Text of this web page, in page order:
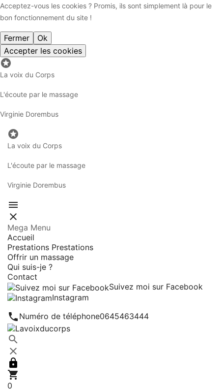
Acceptez-vous les cookies ? Promis, ils sont simplement là pour le
bon fonctionnement du site !
Fermer
Ok
Accepter les cookies

La voix du Corps
L'écoute par le massage
Virginie Dorembus

La voix du Corps
L'écoute par le massage
Virginie Dorembus


Mega Menu
Accueil
Prestations Prestations
Offrir un massage
Qui suis-je ?
Contact
Suivez moi sur Facebook
Instagram
 Numéro de téléphone0645463444




0